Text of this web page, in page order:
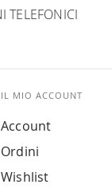
TELEFONICI
IL MIO ACCOUNT
Account
Ordini
Wishlist